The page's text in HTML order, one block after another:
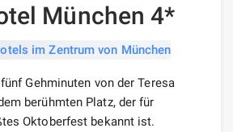
München 4*
Gehminuten von der Teresa
berühmten Platz, der für
Oktoberfest bekannt ist.